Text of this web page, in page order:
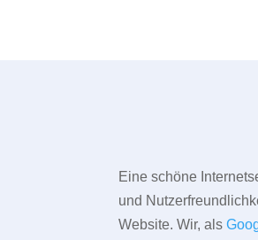
Eine schöne
und
Website. Wir, als